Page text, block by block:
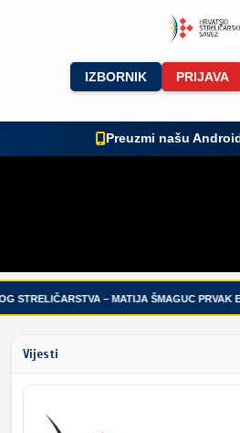
IZBORNIK PRIJAVA
Preuzmi našu
STRELIČARSTVA – MATIJA ŠMAGUC PRVAK
Vijesti